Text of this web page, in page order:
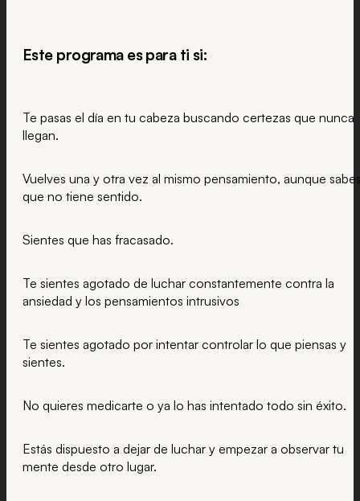
Este programa es para ti si:
Te pasas el día en tu cabeza buscando certezas que nunca
llegan.
Vuelves una y otra vez al mismo pensamiento, aunque
que no tiene sentido.
Sientes que has fracasado.
Te sientes agotado de luchar constantemente contra la
ansiedad y los pensamientos intrusivos
Te sientes agotado por intentar controlar lo que piensas y
sientes.
No quieres medicarte o ya lo has intentado todo sin éxito.
Estás dispuesto a dejar de luchar y empezar a observar tu
mente desde otro lugar.